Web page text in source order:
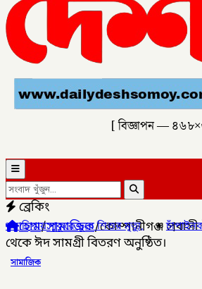
[ বিজ্ঞাপন —
ব্রেকিং
শিশুর মৃত্যু,✦চাঁপাইনবাবগঞ্জে
হোম/সামাজিক/কোম্পানীগঞ্জ
থেকে ঈদ সামগ্রী বিতরণ অনুষ্ঠিত।
সামাজিক